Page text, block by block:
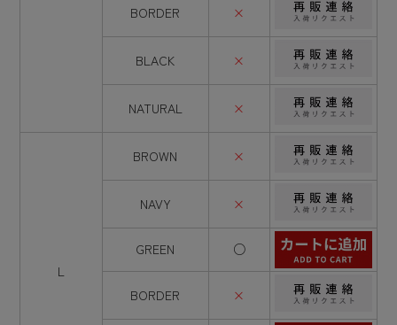
BORDER ×
BLACK ×
NATURAL ×
L
BROWN ×
NAVY ×
GREEN ○
BORDER ×